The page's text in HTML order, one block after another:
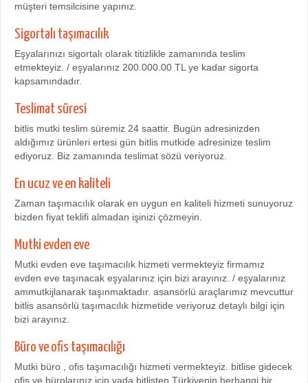
müşteri temsilcisine yapınız.
Sigortalı taşımacılık
Eşyalarınızı sigortalı olarak titizlikle zamanında teslim
etmekteyiz. / eşyalarınız 200.000.00 TL ye kadar sigorta
kapsamındadır.
Teslimat süresi
bitlis mutki teslim süremiz 24 saattir. Bugün adresinizden
aldığımız ürünleri ertesi gün bitlis mutkide adresinize teslim
ediyoruz. Biz zamanında teslimat sözü veriyoruz.
En ucuz ve en kaliteli
Zaman taşımacılık olarak en uygun en kaliteli hizmeti sunuyoruz
bizden fiyat teklifi almadan işinizi çözmeyin.
Mutki evden eve
Mutki evden eve taşımacılık hizmeti vermekteyiz firmamız
evden eve taşınacak eşyalarınız için bizi arayınız. / eşyalarınız
ammutkijlanarak taşınmaktadır. asansörlü araçlarımız mevcuttur
bitlis asansörlü taşımacılık hizmetide veriyoruz detaylı bilgi için
bizi arayınız.
Büro ve ofis taşımacılığı
Mutki büro , ofis taşımacılığı hizmeti vermekteyiz. bitlise gidecek
ofis ve bürolarınız için yada bitlisten Türkiyenin herhangi bir